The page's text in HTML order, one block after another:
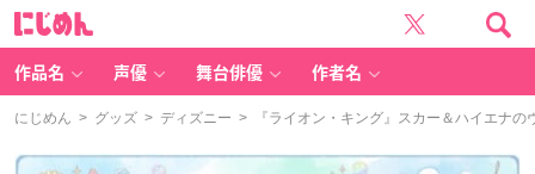
作品名 声優 舞台俳優 作者名
にじめん > グッズ > ディズニー > 『ライオン・キング』スカー＆ハイエナの